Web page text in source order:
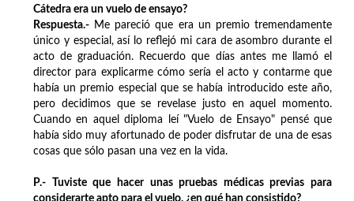
Cátedra era un vuelo de ensayo?
Respuesta.- Me pareció que era un premio tremendamente
único y especial, así lo reflejó mi cara de asombro durante el
acto de graduación. Recuerdo que días antes me llamó el
director para explicarme cómo sería el acto y contarme que
había un premio especial que se había introducido este año,
pero decidimos que se revelase justo en aquel momento.
Cuando en aquel diploma leí "Vuelo de Ensayo" pensé que
había sido muy afortunado de poder disfrutar de una de esas
cosas que sólo pasan una vez en la vida.
P.- Tuviste que hacer unas pruebas médicas previas para
considerarte apto para el vuelo, ¿en qué han consistido?